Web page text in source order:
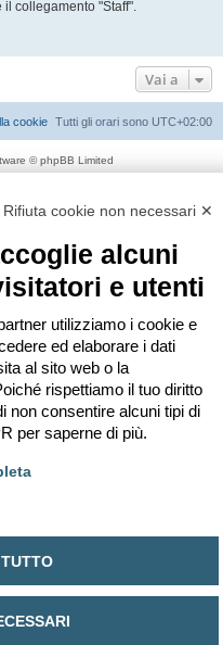
il collegamento "Staff".
Vai a
Tutti gli orari sono UTC+02:00
cookie
© phpBB Limited
Rifiuta cookie non necessari ✕
alcuni
e utenti
utilizziamo i cookie e
ed elaborare i dati
al sito web o la
rispettiamo il tuo diritto
non consentire alcuni tipi di
per saperne di più.